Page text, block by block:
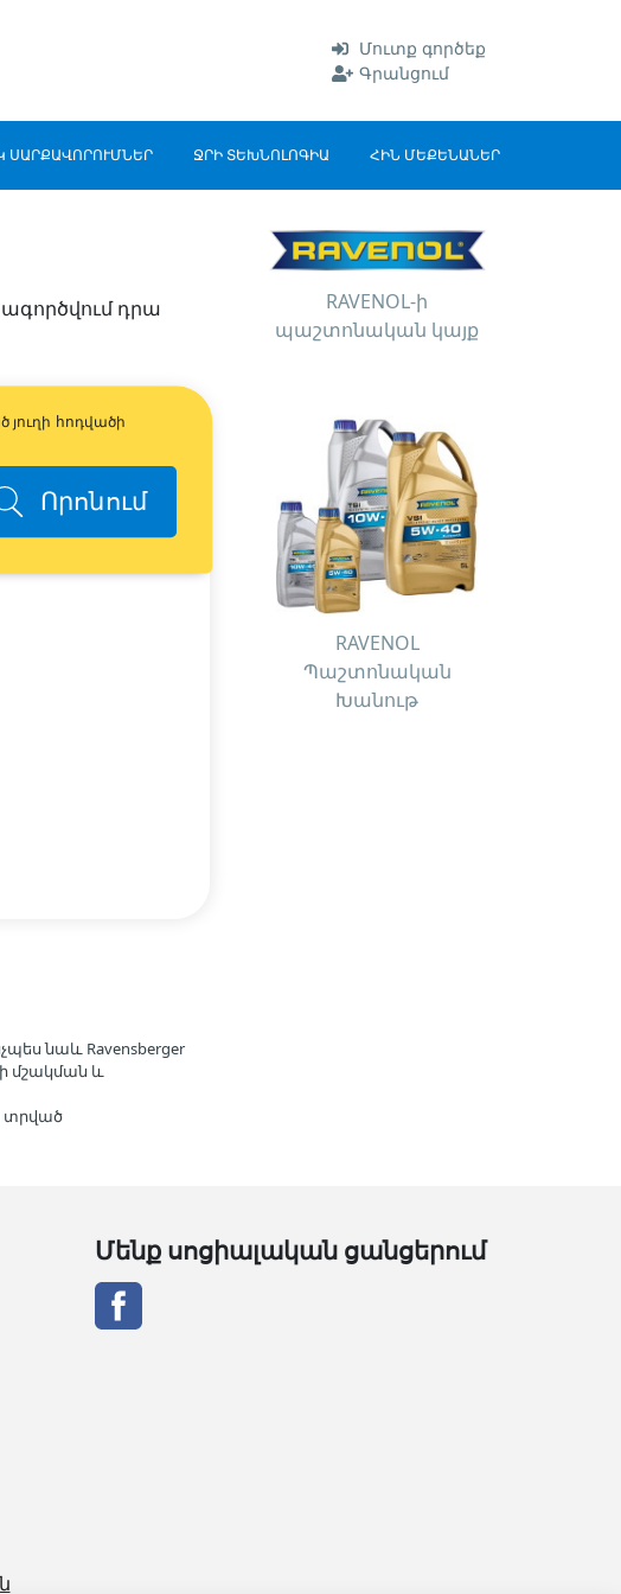
Մուտք գործեք
Գրանցում
ՍԱՐՔԱՎՈՐՈՒՄՆԵՐ ՋՐԻ ՏԵԽՆՈԼՈԳԻԱ ՀԻՆ ՄԵՔԵՆԱՆԵՐ
դրա
հոդվածի
Որոնում
RAVENOL-ի
պաշտոնական կայք
RAVENOL
Պաշտոնական
Խանութ
նաև Ravensberger
մշակման և
տրված
Մենք սոցիալական ցանցերում